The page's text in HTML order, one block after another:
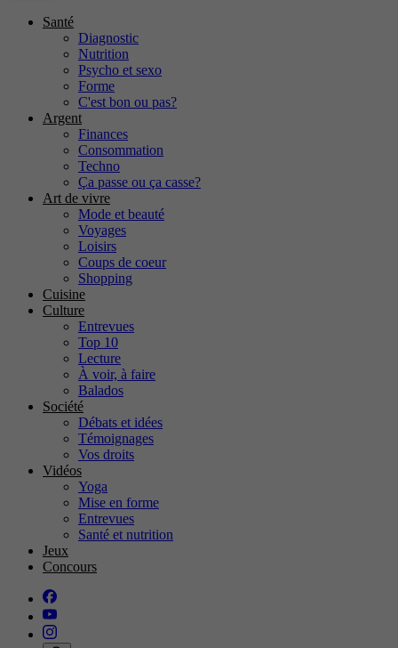
Santé
Diagnostic
Nutrition
Psycho et sexo
Forme
C'est bon ou pas?
Argent
Finances
Consommation
Techno
Ça passe ou ça casse?
Art de vivre
Mode et beauté
Voyages
Loisirs
Coups de coeur
Shopping
Cuisine
Culture
Entrevues
Top 10
Lecture
À voir, à faire
Balados
Société
Débats et idées
Témoignages
Vos droits
Vidéos
Yoga
Mise en forme
Entrevues
Santé et nutrition
Jeux
Concours